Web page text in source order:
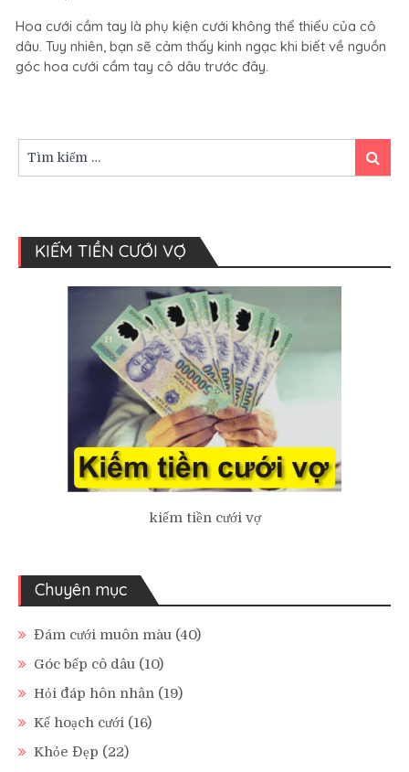
ngạc
về
nguồn
cầm
tay
Hoa cưới cầm tay là phụ kiện cưới không thể thiếu của cô
dâu. Tuy nhiên, bạn sẽ cảm thấy kinh ngạc khi biết về nguồn
góc hoa cưới cầm tay cô dâu trước đây.
kiếm:
Tìm
kiếm
KIẾM TIỀN CƯỚI VỢ
kiếm tiền cưới vợ
Chuyên mục
Đám cưới muôn màu (40)
Góc bếp cô dâu (10)
Hỏi đáp hôn nhân (19)
Kế hoạch cưới (16)
Khỏe Đẹp (22)